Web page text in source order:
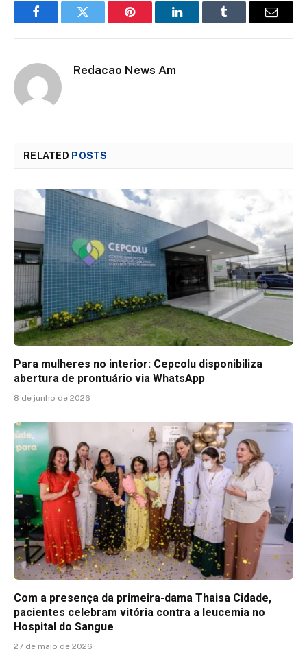
FacebookTwitter Pinterest LinkedInTumblr Email
Redacao News Am
RELATED POSTS
Para mulheres no interior: Cepcolu disponibiliza
abertura de prontuário via WhatsApp
8 de junho de 2026
Com a presença da primeira-dama Thaisa Cidade,
pacientes celebram vitória contra a leucemia no
Hospital do Sangue
27 de maio de 2026